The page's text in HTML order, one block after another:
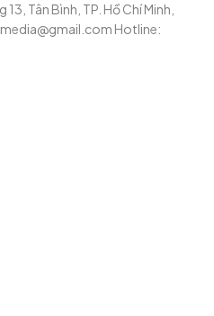
Tân Bình, TP. Hồ Chí Minh,
Hotline: